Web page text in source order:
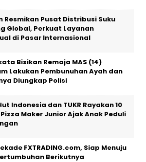
Resmikan Pusat Distribusi Suku
Global, Perkuat Layanan
di Pasar Internasional
Bisikan Remaja MAS (14)
Lakukan Pembunuhan Ayah dan
Diungkap Polisi
Indonesia dan TUKR Rayakan 10
Maker Junior Ajak Anak Peduli
FXTRADING.com, Siap Menuju
Berikutnya